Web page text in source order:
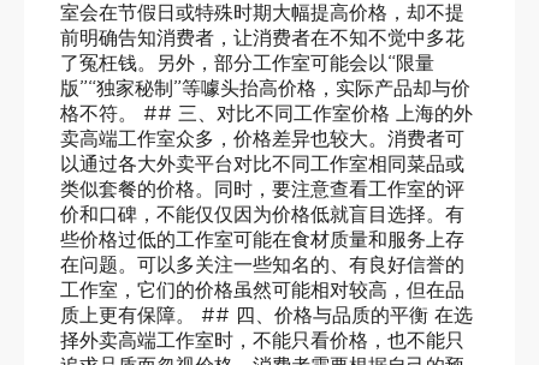
室会在节假日或特殊时期大幅提高价格，却不提
前明确告知消费者，让消费者在不知不觉中多花
了冤枉钱。另外，部分工作室可能会以“限量
版”“独家秘制”等噱头抬高价格，实际产品却与价
格不符。 ## 三、对比不同工作室价格 上海的外
卖高端工作室众多，价格差异也较大。消费者可
以通过各大外卖平台对比不同工作室相同菜品或
类似套餐的价格。同时，要注意查看工作室的评
价和口碑，不能仅仅因为价格低就盲目选择。有
些价格过低的工作室可能在食材质量和服务上存
在问题。可以多关注一些知名的、有良好信誉的
工作室，它们的价格虽然可能相对较高，但在品
质上更有保障。 ## 四、价格与品质的平衡 在选
择外卖高端工作室时，不能只看价格，也不能只